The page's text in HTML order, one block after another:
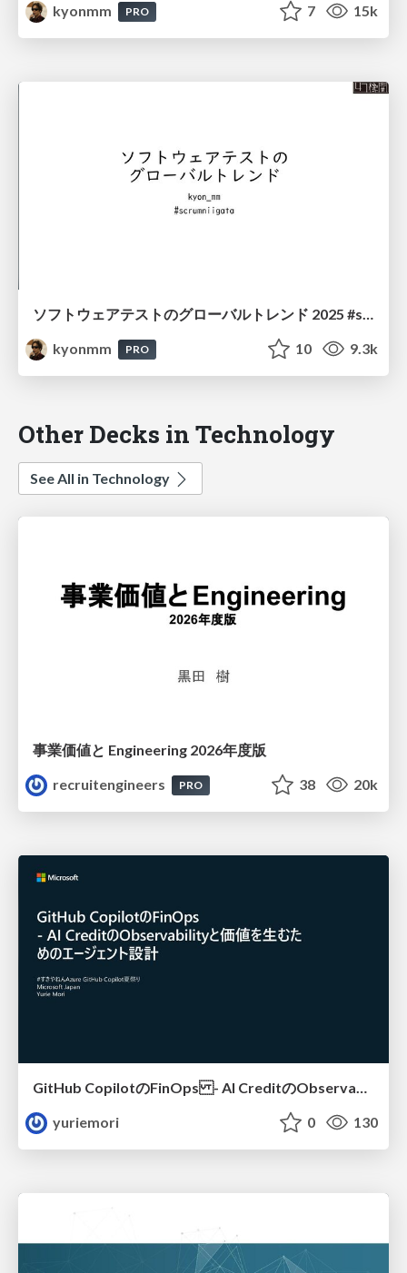
kyonmm
PRO 7 15k
ソフトウェアテストのグローバルトレンド 2025 #scrumniigata / software-test global trend 2025
kyonmm
PRO 10 9.3k
Other Decks in Technology
See All in Technology
事業価値と Engineering 2026年度版
recruitengineers
PRO 38 20k
GitHub CopilotのFinOps - AI CreditのObservabilityと価値を生むためのエージェント設計
yuriemori
0 130